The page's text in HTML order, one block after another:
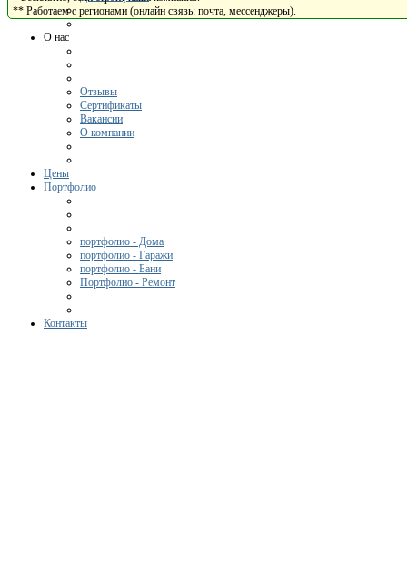
О нас
Отзывы
Сертификаты
Вакансии
О компании
Цены
Портфолио
портфолио - Дома
портфолио - Гаражи
портфолио - Бани
Портфолио - Ремонт
Контакты
** Работаем с регионами (онлайн связь: почта, мессенджеры).